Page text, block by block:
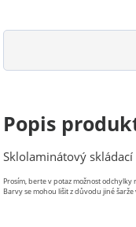
Popis
Sklolaminátový
Prosím, berte v potaz možnost
Barvy se mohou lišit z důvodu jiné